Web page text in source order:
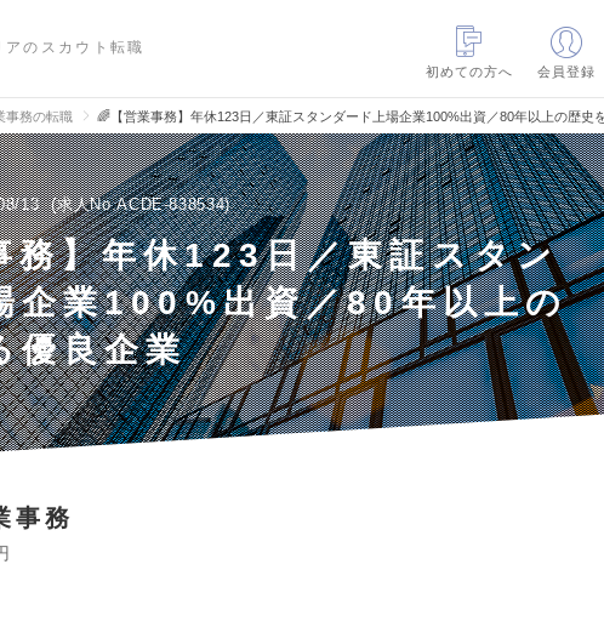
アのスカウト転職
初めての方へ
会員登録
事務の転職 🌈【営業事務】年休123日／東証スタンダード上場企業100%出資／80年以上の歴史
13 求人No.ACDE-838534
務】年休123日／東証スタン
企業100%出資／80年以上の
優良企業
事務